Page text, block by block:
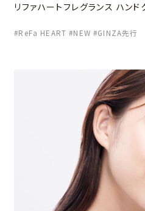
#ReFa HEART #NEW #GINZA先行
リファハートフレグランス ハンド